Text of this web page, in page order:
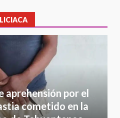
aprehensión por el
cometido en la